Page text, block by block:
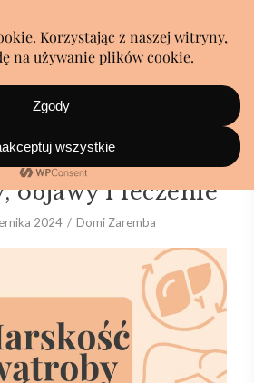
wątroby –
objawy i leczenie
2024 Domi Zaremba